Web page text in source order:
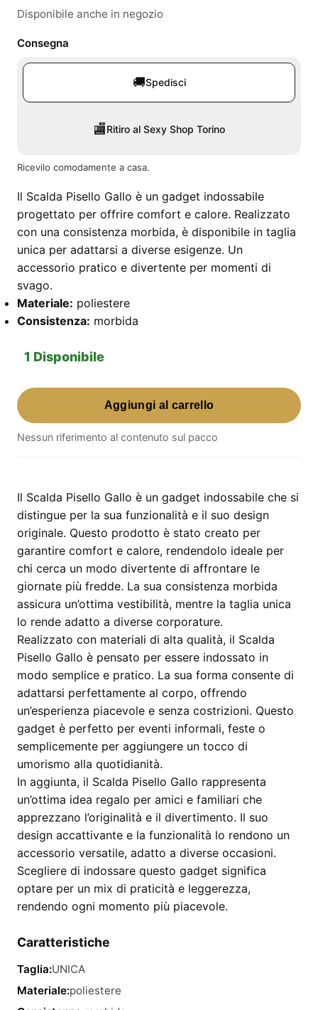
Disponibile anche in negozio
Consegna
🚚Spedisci
🏬Ritiro al Sexy Shop Torino
Ricevilo comodamente a casa.
Il Scalda Pisello Gallo è un gadget indossabile
progettato per offrire comfort e calore. Realizzato
con una consistenza morbida, è disponibile in taglia
unica per adattarsi a diverse esigenze. Un
accessorio pratico e divertente per momenti di
svago.
Materiale: poliestere
Consistenza: morbida
1 Disponibile
Scalda
Pisello
Gallo
–
quantità
Aggiungi al carrello
Nessun riferimento al contenuto sul pacco
Il Scalda Pisello Gallo è un gadget indossabile che si
distingue per la sua funzionalità e il suo design
originale. Questo prodotto è stato creato per
garantire comfort e calore, rendendolo ideale per
chi cerca un modo divertente di affrontare le
giornate più fredde. La sua consistenza morbida
assicura un’ottima vestibilità, mentre la taglia unica
lo rende adatto a diverse corporature.
Realizzato con materiali di alta qualità, il Scalda
Pisello Gallo è pensato per essere indossato in
modo semplice e pratico. La sua forma consente di
adattarsi perfettamente al corpo, offrendo
un’esperienza piacevole e senza costrizioni. Questo
gadget è perfetto per eventi informali, feste o
semplicemente per aggiungere un tocco di
umorismo alla quotidianità.
In aggiunta, il Scalda Pisello Gallo rappresenta
un’ottima idea regalo per amici e familiari che
apprezzano l’originalità e il divertimento. Il suo
design accattivante e la funzionalità lo rendono un
accessorio versatile, adatto a diverse occasioni.
Scegliere di indossare questo gadget significa
optare per un mix di praticità e leggerezza,
rendendo ogni momento più piacevole.
Caratteristiche
Taglia:UNICA
Materiale:poliestere